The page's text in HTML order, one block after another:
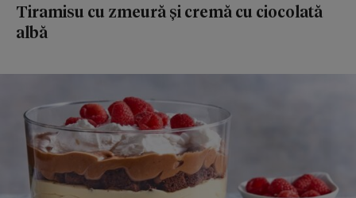
Tiramisu cu zmeură și cremă cu ciocolată
albă